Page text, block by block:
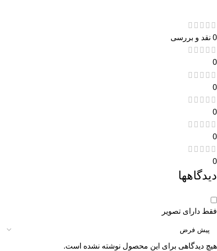
0 نقد و بررسی
0
0
0
0
0
دیدگاهها
فقط دارای تصویر
هیچ دیدگاهی برای این محصول نوشته نشده است.